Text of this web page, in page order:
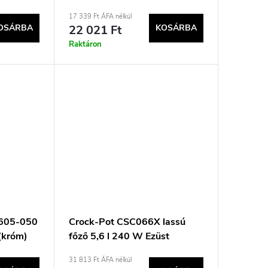
17 339 Ft ÁFA nélkül
22 021 Ft
Raktáron
KOSÁRBA
050
Crock-Pot CSC066X lassú
főző 5,6 l 240 W Ezüst
31 813 Ft ÁFA nélkül